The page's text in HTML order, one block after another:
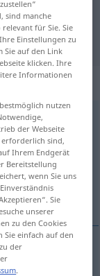
sind manche
für Sie. Sie
Einstellungen zu
auf den Link
klicken. Ihre
Informationen
nutzen
der Webseite
erforderlich sind,
Ihrem Endgerät
Bereitstellung
wenn Sie uns
Sie
unserer
zu den Cookies
Sie einfach auf den
der
.